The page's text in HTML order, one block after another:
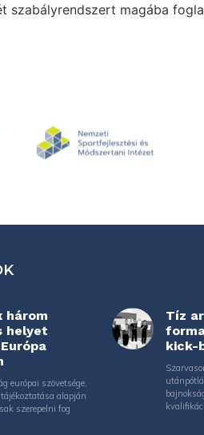
szabályrendszert magába
három
helyet
európai szövetsége,
alapján
szerepelni fog
Tíz
kick-